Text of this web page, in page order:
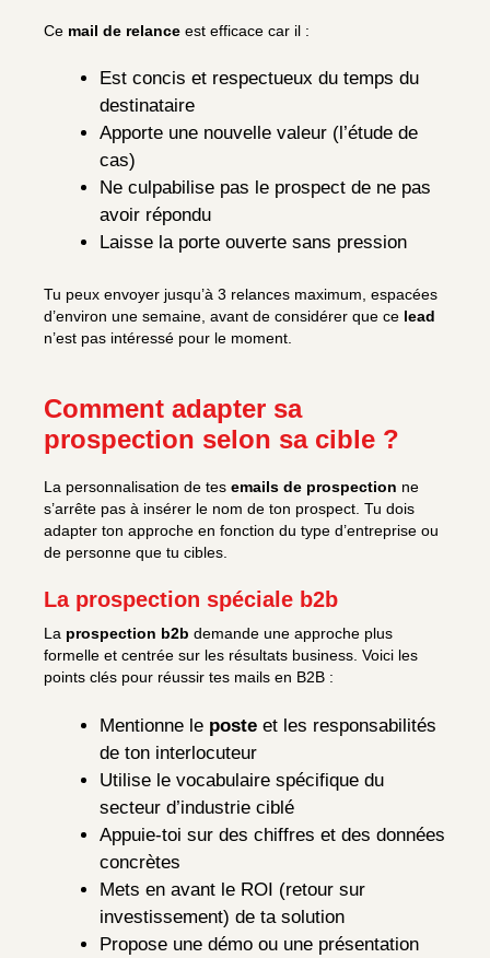
Ce mail de relance est efficace car il :
Est concis et respectueux du temps du
destinataire
Apporte une nouvelle valeur (l’étude de
cas)
Ne culpabilise pas le prospect de ne pas
avoir répondu
Laisse la porte ouverte sans pression
Tu peux envoyer jusqu’à 3 relances maximum, espacées
d’environ une semaine, avant de considérer que ce lead
n’est pas intéressé pour le moment.
Comment adapter sa
prospection selon sa cible ?
La personnalisation de tes emails de prospection ne
s’arrête pas à insérer le nom de ton prospect. Tu dois
adapter ton approche en fonction du type d’entreprise ou
de personne que tu cibles.
La prospection spéciale b2b
La prospection b2b demande une approche plus
formelle et centrée sur les résultats business. Voici les
points clés pour réussir tes mails en B2B :
Mentionne le poste et les responsabilités
de ton interlocuteur
Utilise le vocabulaire spécifique du
secteur d’industrie ciblé
Appuie-toi sur des chiffres et des données
concrètes
Mets en avant le ROI (retour sur
investissement) de ta solution
Propose une démo ou une présentation